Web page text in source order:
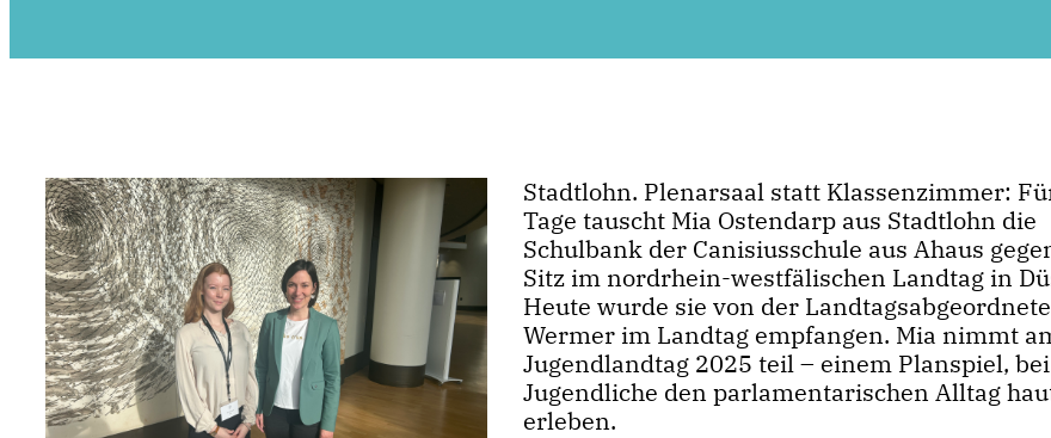
Stadtlohn. Plenarsaal statt Klassenzimmer:
Tage tauscht Mia Ostendarp aus Stadtlohn die
Schulbank der Canisiusschule aus Ahaus
Sitz im nordrhein-westfälischen Landtag in
Heute wurde sie von der
Wermer im Landtag empfangen. Mia nimmt
Jugendlandtag 2025 teil – einem Planspiel,
Jugendliche den parlamentarischen Alltag
erleben.